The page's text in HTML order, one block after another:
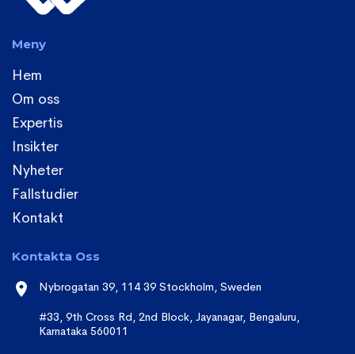
Meny
Hem
Om oss
Expertis
Insikter
Nyheter
Fallstudier
Kontakt
Kontakta Oss
Nybrogatan 39, 114 39 Stockholm, Sweden
#33, 9th Cross Rd, 2nd Block, Jayanagar, Bengaluru,
Karnataka 560011